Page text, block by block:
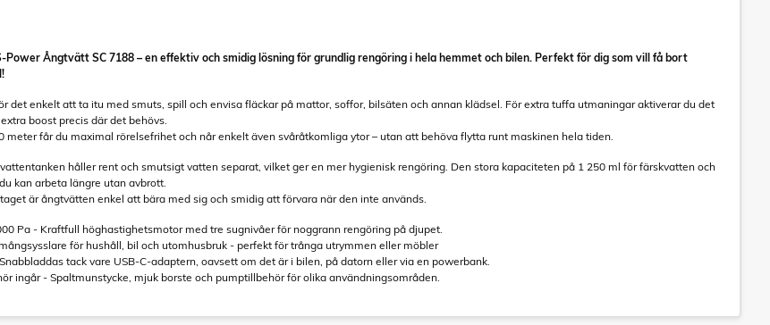
Ångtvätt SC 7188 – en effektiv och smidig lösning för grundlig rengöring i hela hemmet och bilen. Perfekt för dig som vill få bort
det enkelt att ta itu med smuts, spill och envisa fläckar på mattor, soffor, bilsäten och annan klädsel. För extra tuffa utmaningar aktiverar du det
boost precis där det behövs.
meter får du maximal rörelsefrihet och når enkelt även svåråtkomliga ytor – utan att behöva flytta runt maskinen hela tiden.
håller rent och smutsigt vatten separat, vilket ger en mer hygienisk rengöring. Den stora kapaciteten på 1 250 ml för färskvatten och
kan arbeta längre utan avbrott.
är ångtvätten enkel att bära med sig och smidig att förvara när den inte används.
Pa - Kraftfull höghastighetsmotor med tre sugnivåer för noggrann rengöring på djupet.
för hushåll, bil och utomhusbruk - perfekt för trånga utrymmen eller möbler
tack vare USB-C-adaptern, oavsett om det är i bilen, på datorn eller via en powerbank.
ingår - Spaltmunstycke, mjuk borste och pumptillbehör för olika användningsområden.